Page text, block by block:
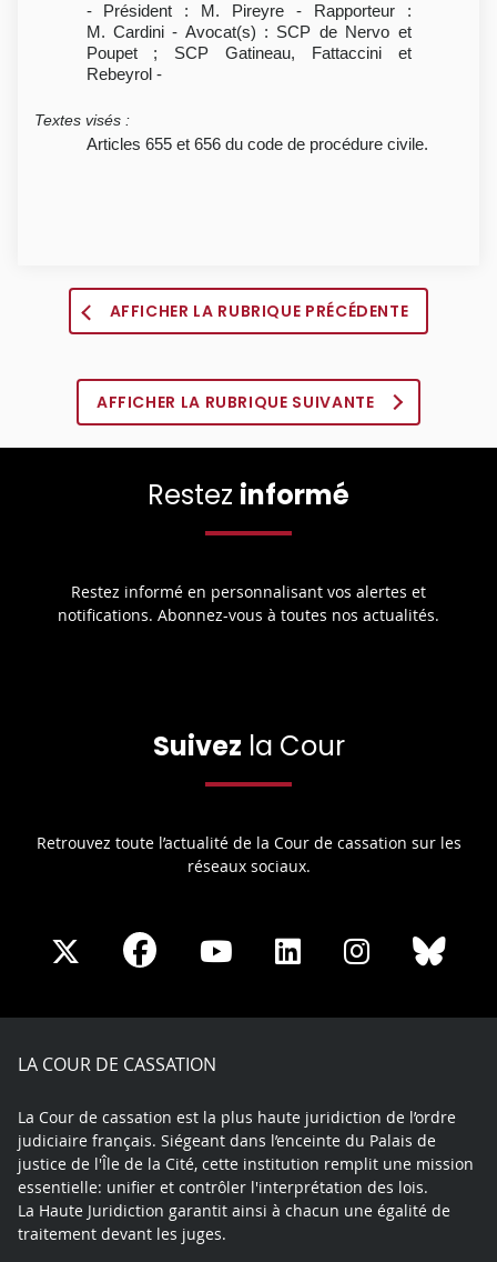
- Président : M. Pireyre - Rapporteur :
M. Cardini - Avocat(s) : SCP de Nervo et
Poupet ; SCP Gatineau, Fattaccini et
Rebeyrol -
Textes visés :
Articles 655 et 656 du code de procédure civile.
AFFICHER LA RUBRIQUE PRÉCÉDENTE
AFFICHER LA RUBRIQUE SUIVANTE
Restez informé
Restez informé en personnalisant vos alertes et
notifications. Abonnez-vous à toutes nos actualités.
Suivez la Cour
Retrouvez toute l’actualité de la Cour de cassation sur les
réseaux sociaux.
Share
X
Share
Facebook
Share
Youtube
Share
LinkedIn
Share
Instagram
LA COUR DE CASSATION
La Cour de cassation est la plus haute juridiction de l’ordre
judiciaire français. Siégeant dans l’enceinte du Palais de
justice de l'Île de la Cité, cette institution remplit une mission
essentielle: unifier et contrôler l'interprétation des lois.
La Haute Juridiction garantit ainsi à chacun une égalité de
traitement devant les juges.